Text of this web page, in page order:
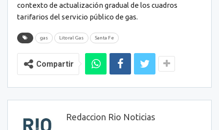
contexto de actualización gradual de los cuadros
tarifarios del servicio público de gas.
gas Litoral Gas Santa Fe
Compartir
Redaccion Rio Noticias